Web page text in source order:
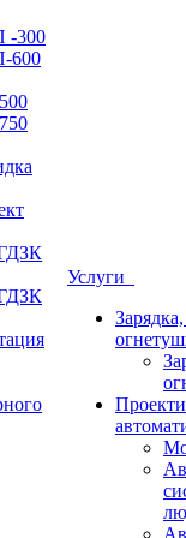
-300
600
Услуги